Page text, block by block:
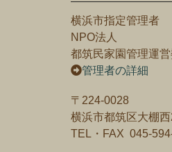
横浜市指定管理者
NPO法人
都筑民家園管理運
管理者の詳細
〒224-0028
横浜市都筑区大棚
TEL・FAX 045-